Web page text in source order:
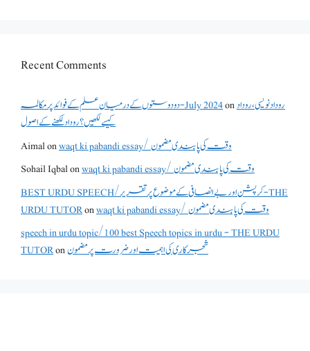
Recent Comments
دو دوستوں کے درمیان علم کے فوائد پر مکالمہ - July 2024onروداد نویسی ،روداد
کیسے لکھیں؟ روداد لکھنے کے اصول
Aimalon
waqt ki pabandi essay/ وقت کی پابندی مضمون
Sohail Iqbalon
waqt ki pabandi essay/ وقت کی پابندی مضمون
BEST URDU SPEECH/کرپشن اور بے انصافی کے موضوع پر تقریر - THE
URDU TUTORon
waqt ki pabandi essay/ وقت کی پابندی مضمون
speech in urdu topic/100 best Speech topics in urdu - THE URDU
TUTORonشجرکاری کی اہمیت اور ضرورت پر مضمون